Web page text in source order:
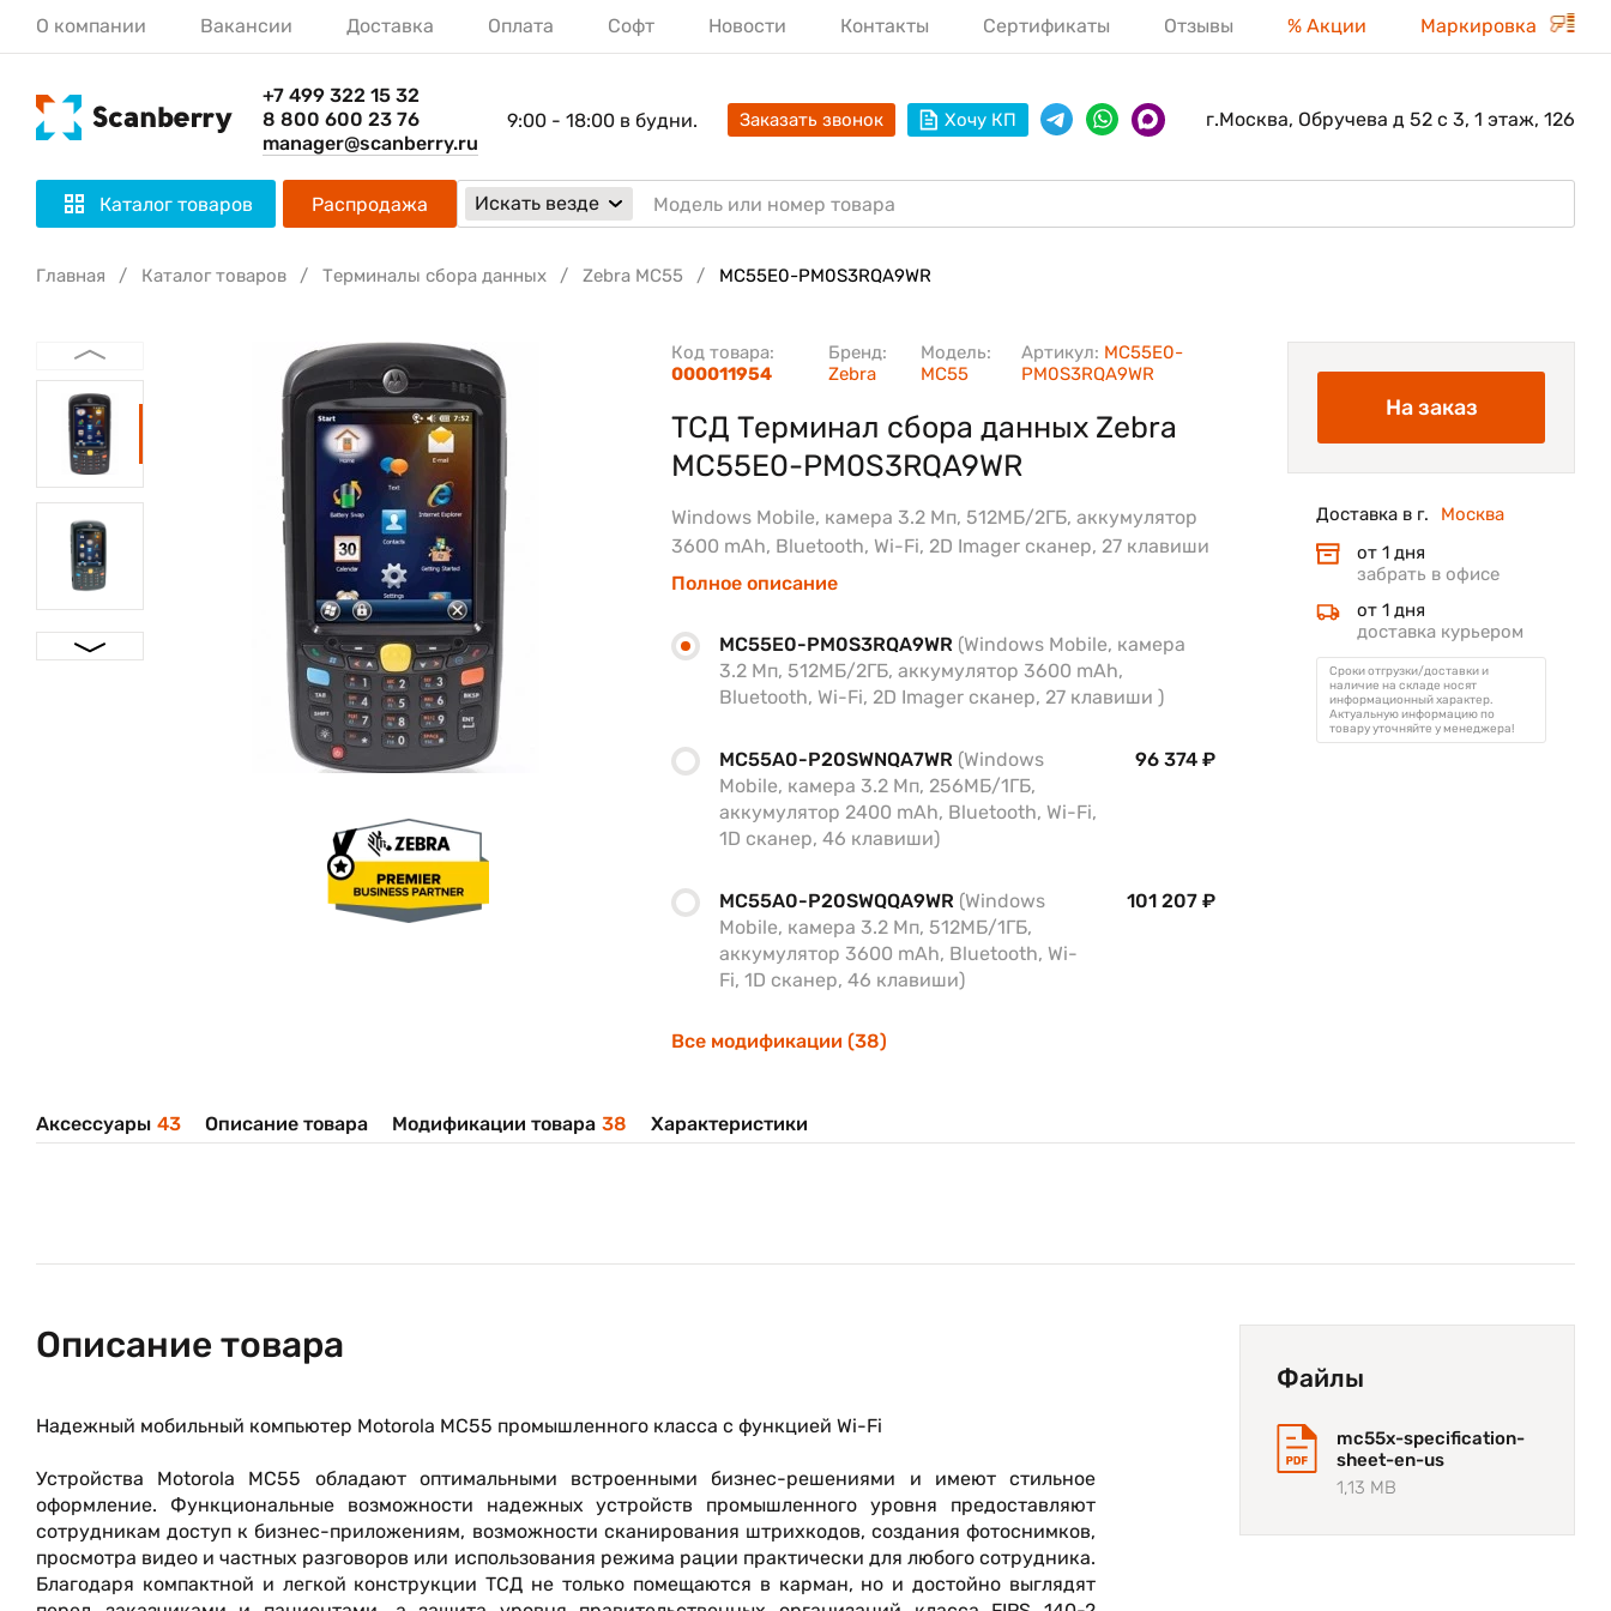
О компании Вакансии Доставка Оплата Софт Новости Контакты Сертификаты Отзывы % Акции Маркировка
+7 499 322 15 32
8 800 600 23 76
manager@scanberry.ru
9:00 - 18:00 в будни. Заказать звонок Хочу КП г.Москва, Обручева д 52 с 3, 1 этаж, 126
Каталог товаров Распродажа Искать везде
Главная Каталог товаров Терминалы сбора данных Zebra MC55 MC55E0-PM0S3RQA9WR
Бренд:
Zebra
Модель:
MC55
Код товара:
000011954
Артикул: MC55E0-
PM0S3RQA9WR
ТСД Терминал сбора данных Zebra
MC55E0-PM0S3RQA9WR
Windows Mobile, камера 3.2 Мп, 512МБ/2ГБ, аккумулятор
3600 mAh, Bluetooth, Wi-Fi, 2D Imager сканер, 27 клавиши
Полное описание
MC55E0-PM0S3RQA9WR (Windows Mobile, камера
3.2 Мп, 512МБ/2ГБ, аккумулятор 3600 mAh,
Bluetooth, Wi-Fi, 2D Imager сканер, 27 клавиши )
MC55A0-P20SWNQA7WR (Windows
Mobile, камера 3.2 Мп, 256МБ/1ГБ,
аккумулятор 2400 mAh, Bluetooth, Wi-Fi,
1D сканер, 46 клавиши)
96 374 ₽
MC55A0-P20SWQQA9WR (Windows
Mobile, камера 3.2 Мп, 512МБ/1ГБ,
аккумулятор 3600 mAh, Bluetooth, Wi-
Fi, 1D сканер, 46 клавиши)
101 207 ₽
Все модификации (38)
На заказ
Доставка в г.
Москва
от 1 дня
забрать в офисе
от 1 дня
доставка курьером
Сроки отгрузки/доставки и
наличие на складе носят
информационный характер.
Актуальную информацию по
товару уточняйте у менеджера!
Аксессуары 43 Описание товара Модификации товара 38 Характеристики
Описание товара
Надежный мобильный компьютер Motorola MC55 промышленного класса с функцией Wi-Fi
Устройства Motorola MC55 обладают оптимальными встроенными бизнес-решениями и имеют стильное
оформление. Функциональные возможности надежных устройств промышленного уровня предоставляют
сотрудникам доступ к бизнес-приложениям, возможности сканирования штрихкодов, создания фотоснимков,
просмотра видео и частных разговоров или использования режима рации практически для любого сотрудника.
Благодаря компактной и легкой конструкции ТСД не только помещаются в карман, но и достойно выглядят
Файлы
mc55x-specification-
sheet-en-us
1,13 MB